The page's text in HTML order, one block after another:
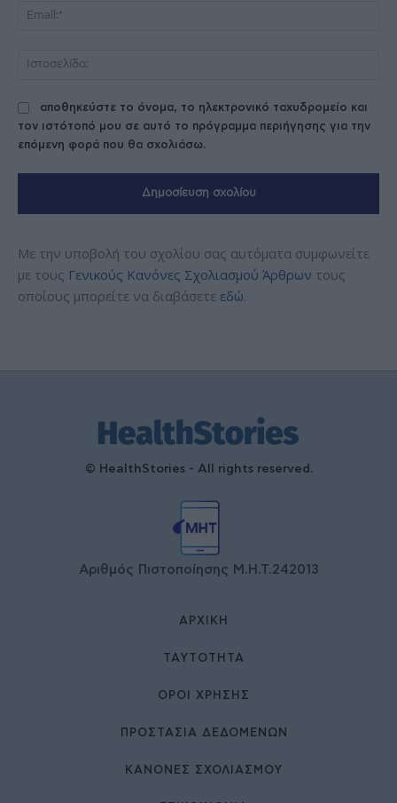
αποθηκεύστε το όνομα, το ηλεκτρονικό ταχυδρομείο και
τον ιστότοπό μου σε αυτό το πρόγραμμα περιήγησης για την
επόμενη φορά που θα σχολιάσω.
Με την υποβολή του σχολίου σας αυτόματα συμφωνείτε
με τους Γενικούς Κανόνες Σχολιασμού Άρθρων τους
οποίους μπορείτε να διαβάσετε εδώ.
© HealthStories - All rights reserved.
Αριθμός Πιστοποίησης Μ.Η.Τ.242013
ΑΡΧΙΚΉ
ΤΑΥΤΌΤΗΤΑ
ΌΡΟΙ ΧΡΉΣΗΣ
ΠΡΟΣΤΑΣΙΑ ΔΕΔΟΜΕΝΩΝ
ΚΑΝΟΝΕΣ ΣΧΟΛΙΑΣΜΟΥ